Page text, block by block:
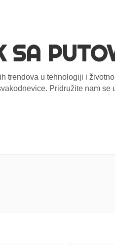
SA
u tehnologiji i
Pridružite nam